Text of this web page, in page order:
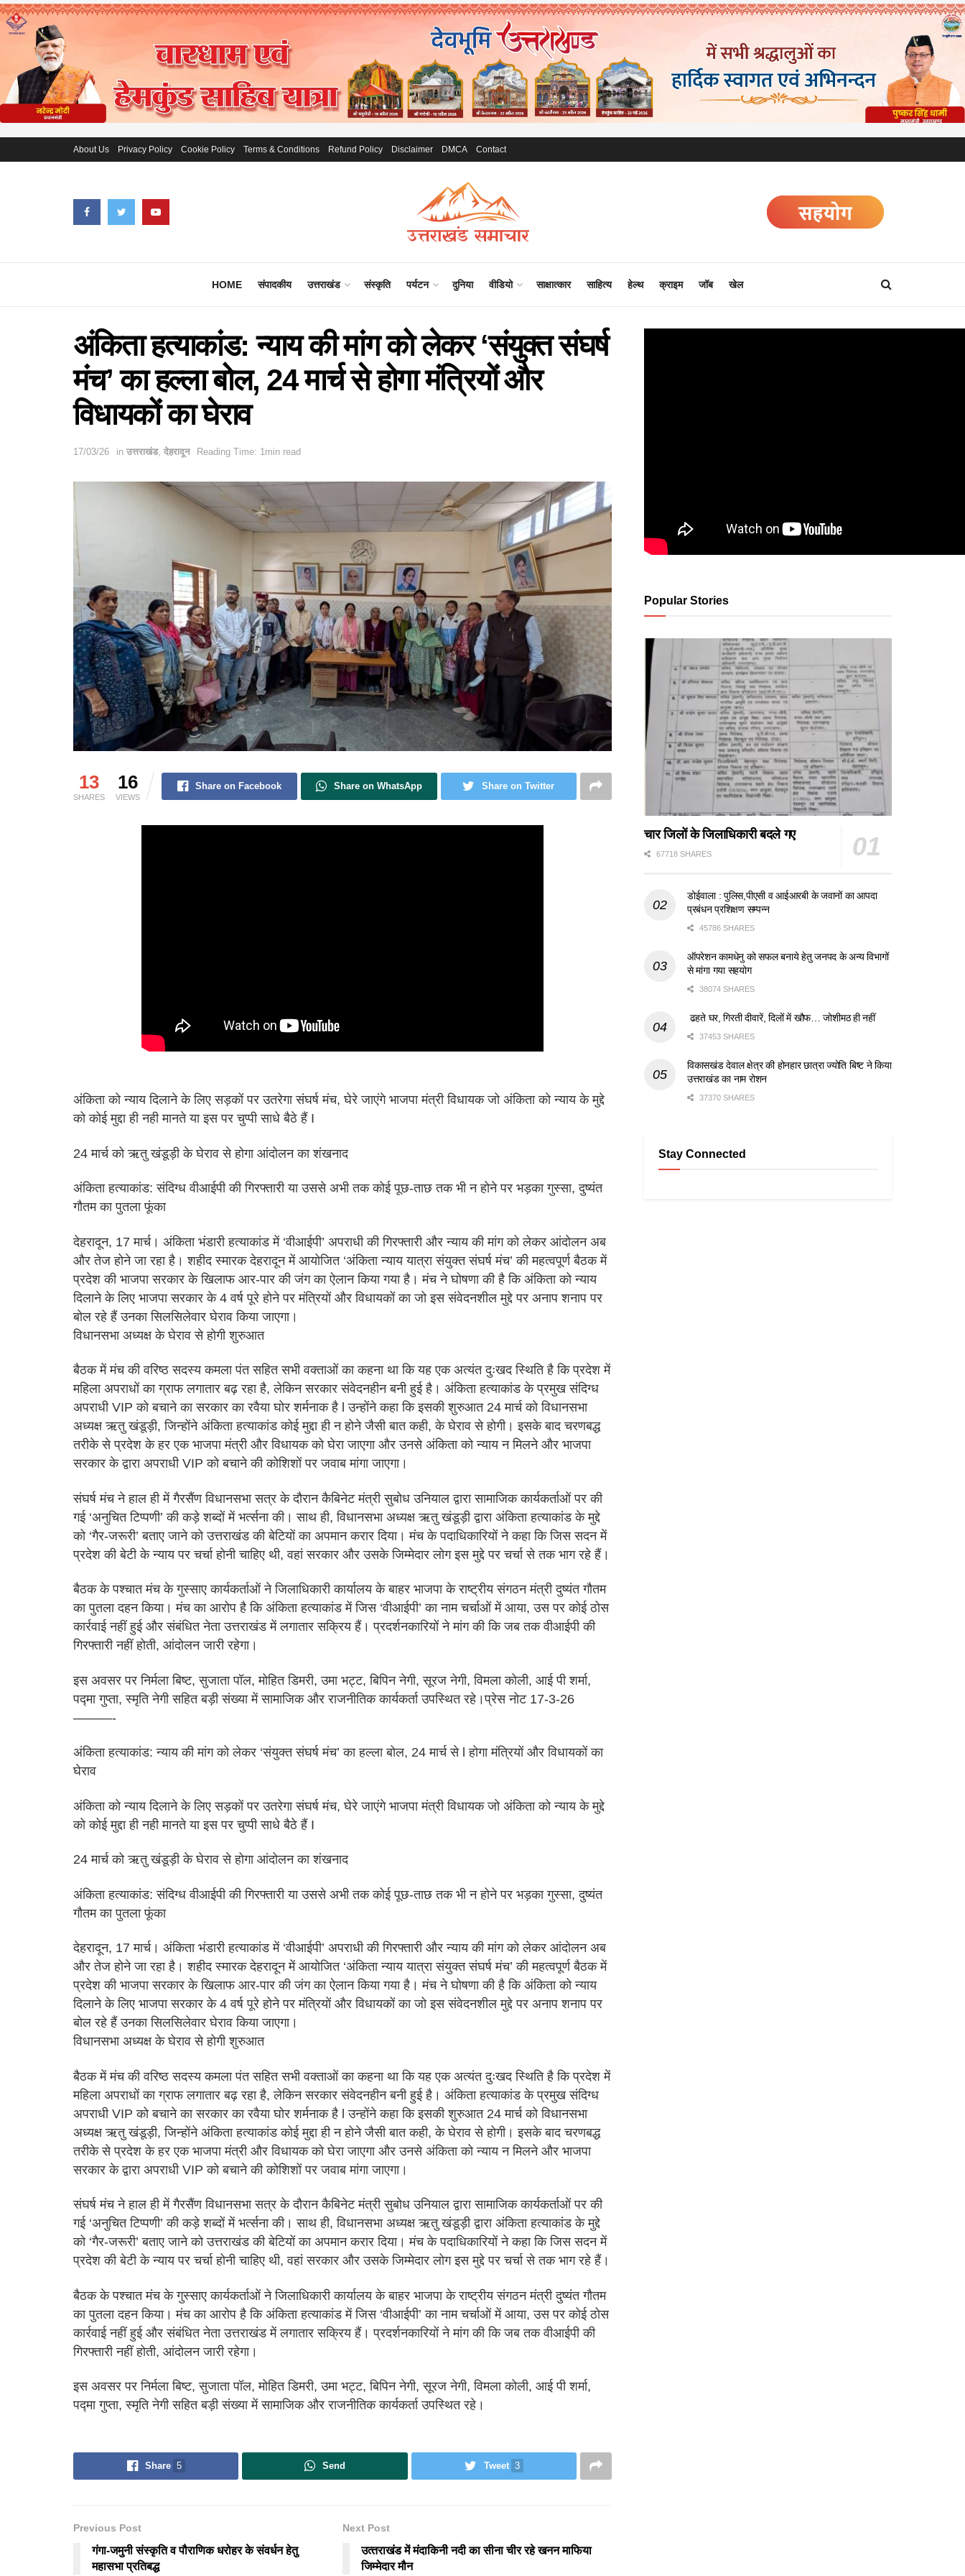
About Us Privacy Policy Cookie Policy Terms & Conditions Refund Policy Disclaimer DMCA Contact
HOME संपादकीय उत्तराखंड संस्कृति पर्यटन दुनिया वीडियो साक्षात्कार साहित्य हेल्थ क्राइम जॉब खेल
अंकिता हत्याकांड: न्याय की मांग को लेकर ‘संयुक्त संघर्ष
मंच’ का हल्ला बोल, 24 मार्च से होगा मंत्रियों और
विधायकों का घेराव
17/03/26 in उत्तराखंड, देहरादून Reading Time: 1min read
13
SHARES
16
VIEWS
Share on Facebook Share on WhatsApp Share on Twitter
अंकिता को न्याय दिलाने के लिए सड़कों पर उतरेगा संघर्ष मंच, घेरे जाएंगे भाजपा मंत्री विधायक जो अंकिता को न्याय के मुद्दे
को कोई मुद्दा ही नही मानते या इस पर चुप्पी साधे बैठे हैं I
24 मार्च को ऋतु खंडूड़ी के घेराव से होगा आंदोलन का शंखनाद
अंकिता हत्याकांड: संदिग्ध वीआईपी की गिरफ्तारी या उससे अभी तक कोई पूछ-ताछ तक भी न होने पर भड़का गुस्सा, दुष्यंत
गौतम का पुतला फूंका
देहरादून, 17 मार्च। अंकिता भंडारी हत्याकांड में ‘वीआईपी’ अपराधी की गिरफ्तारी और न्याय की मांग को लेकर आंदोलन अब
और तेज होने जा रहा है। शहीद स्मारक देहरादून में आयोजित ‘अंकिता न्याय यात्रा संयुक्त संघर्ष मंच’ की महत्वपूर्ण बैठक में
प्रदेश की भाजपा सरकार के खिलाफ आर-पार की जंग का ऐलान किया गया है। मंच ने घोषणा की है कि अंकिता को न्याय
दिलाने के लिए भाजपा सरकार के 4 वर्ष पूरे होने पर मंत्रियों और विधायकों का जो इस संवेदनशील मुद्दे पर अनाप शनाप पर
बोल रहे हैं उनका सिलसिलेवार घेराव किया जाएगा।
विधानसभा अध्यक्ष के घेराव से होगी शुरुआत
बैठक में मंच की वरिष्ठ सदस्य कमला पंत सहित सभी वक्ताओं का कहना था कि यह एक अत्यंत दुःखद स्थिति है कि प्रदेश में
महिला अपराधों का ग्राफ लगातार बढ़ रहा है, लेकिन सरकार संवेदनहीन बनी हुई है। अंकिता हत्याकांड के प्रमुख संदिग्ध
अपराधी VIP को बचाने का सरकार का रवैया घोर शर्मनाक है l उन्होंने कहा कि इसकी शुरुआत 24 मार्च को विधानसभा
अध्यक्ष ऋतु खंडूड़ी, जिन्होंने अंकिता हत्याकांड कोई मुद्दा ही न होने जैसी बात कही, के घेराव से होगी। इसके बाद चरणबद्ध
तरीके से प्रदेश के हर एक भाजपा मंत्री और विधायक को घेरा जाएगा और उनसे अंकिता को न्याय न मिलने और भाजपा
सरकार के द्वारा अपराधी VIP को बचाने की कोशिशों पर जवाब मांगा जाएगा।
संघर्ष मंच ने हाल ही में गैरसैंण विधानसभा सत्र के दौरान कैबिनेट मंत्री सुबोध उनियाल द्वारा सामाजिक कार्यकर्ताओं पर की
गई ‘अनुचित टिप्पणी’ की कड़े शब्दों में भर्त्सना की। साथ ही, विधानसभा अध्यक्ष ऋतु खंडूड़ी द्वारा अंकिता हत्याकांड के मुद्दे
को ‘गैर-जरूरी’ बताए जाने को उत्तराखंड की बेटियों का अपमान करार दिया। मंच के पदाधिकारियों ने कहा कि जिस सदन में
प्रदेश की बेटी के न्याय पर चर्चा होनी चाहिए थी, वहां सरकार और उसके जिम्मेदार लोग इस मुद्दे पर चर्चा से तक भाग रहे हैं।
बैठक के पश्चात मंच के गुस्साए कार्यकर्ताओं ने जिलाधिकारी कार्यालय के बाहर भाजपा के राष्ट्रीय संगठन मंत्री दुष्यंत गौतम
का पुतला दहन किया। मंच का आरोप है कि अंकिता हत्याकांड में जिस ‘वीआईपी’ का नाम चर्चाओं में आया, उस पर कोई ठोस
कार्रवाई नहीं हुई और संबंधित नेता उत्तराखंड में लगातार सक्रिय हैं। प्रदर्शनकारियों ने मांग की कि जब तक वीआईपी की
गिरफ्तारी नहीं होती, आंदोलन जारी रहेगा।
इस अवसर पर निर्मला बिष्ट, सुजाता पॉल, मोहित डिमरी, उमा भट्ट, बिपिन नेगी, सूरज नेगी, विमला कोली, आई पी शर्मा,
पद्मा गुप्ता, स्मृति नेगी सहित बड़ी संख्या में सामाजिक और राजनीतिक कार्यकर्ता उपस्थित रहे।प्रेस नोट 17-3-26
———-
अंकिता हत्याकांड: न्याय की मांग को लेकर ‘संयुक्त संघर्ष मंच’ का हल्ला बोल, 24 मार्च से l होगा मंत्रियों और विधायकों का
घेराव
अंकिता को न्याय दिलाने के लिए सड़कों पर उतरेगा संघर्ष मंच, घेरे जाएंगे भाजपा मंत्री विधायक जो अंकिता को न्याय के मुद्दे
को कोई मुद्दा ही नही मानते या इस पर चुप्पी साधे बैठे हैं I
24 मार्च को ऋतु खंडूड़ी के घेराव से होगा आंदोलन का शंखनाद
अंकिता हत्याकांड: संदिग्ध वीआईपी की गिरफ्तारी या उससे अभी तक कोई पूछ-ताछ तक भी न होने पर भड़का गुस्सा, दुष्यंत
गौतम का पुतला फूंका
देहरादून, 17 मार्च। अंकिता भंडारी हत्याकांड में ‘वीआईपी’ अपराधी की गिरफ्तारी और न्याय की मांग को लेकर आंदोलन अब
और तेज होने जा रहा है। शहीद स्मारक देहरादून में आयोजित ‘अंकिता न्याय यात्रा संयुक्त संघर्ष मंच’ की महत्वपूर्ण बैठक में
प्रदेश की भाजपा सरकार के खिलाफ आर-पार की जंग का ऐलान किया गया है। मंच ने घोषणा की है कि अंकिता को न्याय
दिलाने के लिए भाजपा सरकार के 4 वर्ष पूरे होने पर मंत्रियों और विधायकों का जो इस संवेदनशील मुद्दे पर अनाप शनाप पर
बोल रहे हैं उनका सिलसिलेवार घेराव किया जाएगा।
विधानसभा अध्यक्ष के घेराव से होगी शुरुआत
बैठक में मंच की वरिष्ठ सदस्य कमला पंत सहित सभी वक्ताओं का कहना था कि यह एक अत्यंत दुःखद स्थिति है कि प्रदेश में
महिला अपराधों का ग्राफ लगातार बढ़ रहा है, लेकिन सरकार संवेदनहीन बनी हुई है। अंकिता हत्याकांड के प्रमुख संदिग्ध
अपराधी VIP को बचाने का सरकार का रवैया घोर शर्मनाक है l उन्होंने कहा कि इसकी शुरुआत 24 मार्च को विधानसभा
अध्यक्ष ऋतु खंडूड़ी, जिन्होंने अंकिता हत्याकांड कोई मुद्दा ही न होने जैसी बात कही, के घेराव से होगी। इसके बाद चरणबद्ध
तरीके से प्रदेश के हर एक भाजपा मंत्री और विधायक को घेरा जाएगा और उनसे अंकिता को न्याय न मिलने और भाजपा
सरकार के द्वारा अपराधी VIP को बचाने की कोशिशों पर जवाब मांगा जाएगा।
संघर्ष मंच ने हाल ही में गैरसैंण विधानसभा सत्र के दौरान कैबिनेट मंत्री सुबोध उनियाल द्वारा सामाजिक कार्यकर्ताओं पर की
गई ‘अनुचित टिप्पणी’ की कड़े शब्दों में भर्त्सना की। साथ ही, विधानसभा अध्यक्ष ऋतु खंडूड़ी द्वारा अंकिता हत्याकांड के मुद्दे
को ‘गैर-जरूरी’ बताए जाने को उत्तराखंड की बेटियों का अपमान करार दिया। मंच के पदाधिकारियों ने कहा कि जिस सदन में
प्रदेश की बेटी के न्याय पर चर्चा होनी चाहिए थी, वहां सरकार और उसके जिम्मेदार लोग इस मुद्दे पर चर्चा से तक भाग रहे हैं।
बैठक के पश्चात मंच के गुस्साए कार्यकर्ताओं ने जिलाधिकारी कार्यालय के बाहर भाजपा के राष्ट्रीय संगठन मंत्री दुष्यंत गौतम
का पुतला दहन किया। मंच का आरोप है कि अंकिता हत्याकांड में जिस ‘वीआईपी’ का नाम चर्चाओं में आया, उस पर कोई ठोस
कार्रवाई नहीं हुई और संबंधित नेता उत्तराखंड में लगातार सक्रिय हैं। प्रदर्शनकारियों ने मांग की कि जब तक वीआईपी की
गिरफ्तारी नहीं होती, आंदोलन जारी रहेगा।
इस अवसर पर निर्मला बिष्ट, सुजाता पॉल, मोहित डिमरी, उमा भट्ट, बिपिन नेगी, सूरज नेगी, विमला कोली, आई पी शर्मा,
पद्मा गुप्ता, स्मृति नेगी सहित बड़ी संख्या में सामाजिक और राजनीतिक कार्यकर्ता उपस्थित रहे।
Share 5 Send Tweet 3
Previous Post
गंगा-जमुनी संस्कृति व पौराणिक धरोहर के संवर्धन हेतु
महासभा प्रतिबद्ध
Next Post
उत्‍तराखंड में मंदाकिनी नदी का सीना चीर रहे खनन माफिया
जिम्मेदार मौन
Popular Stories
चार जिलों के जिलाधिकारी बदले गए
67718 SHARES
डोईवाला : पुलिस,पीएसी व आईआरबी के जवानों का आपदा
प्रबंधन प्रशिक्षण सम्पन्न
45786 SHARES
ऑपरेशन कामधेनु को सफल बनाये हेतु जनपद के अन्य विभागों
से मांगा गया सहयोग
38074 SHARES
ढहते घर, गिरती दीवारें, दिलों में खौफ… जोशीमठ ही नहीं
37453 SHARES
विकासखंड देवाल क्षेत्र की होनहार छात्रा ज्योति बिष्ट ने किया
उत्तराखंड का नाम रोशन
37370 SHARES
Stay Connected